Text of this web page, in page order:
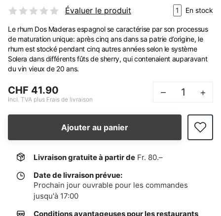
Évaluer le produit 1 En stock
Le rhum Dos Maderas espagnol se caractérise par son processus
de maturation unique: après cinq ans dans sa patrie d’origine, le
rhum est stocké pendant cinq autres années selon le système
Solera dans différents fûts de sherry, qui contenaient auparavant
du vin vieux de 20 ans.
CHF 41.90
Incl. TVA plus Frais de livraison
– +
Ajouter au panier
Livraison gratuite à partir de Fr. 80.–
Date de livraison prévue:
Prochain jour ouvrable pour les commandes
jusqu'à 17:00
Conditions avantageuses pour les restaurants